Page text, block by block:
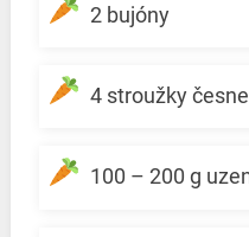
2 bujóny
4 stroužky
100 – 200 g